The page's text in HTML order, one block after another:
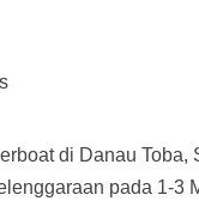
di Danau Toba,
pada 1-3